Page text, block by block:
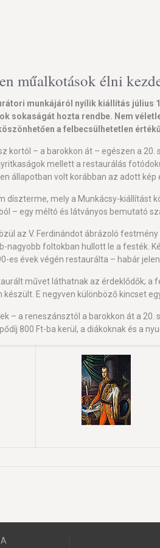
műalkotások élni
munkájáról nyílik kiállítás július
sokaságát hozta rendbe. Nem
a felbecsülhetetlen
kortól – a barokkon át – egészen a
mellett a restaurálás
állapotban volt korábban az adott
díszterme, mely a Munkácsy-kiállítást
– egy méltó és látványos bemutató
az V. Ferdinándot ábrázoló
nagyobb foltokban hullott le a festék.
es évek végén restaurálta – habár
művet láthatnak az érdeklődők; a
készült. E negyven különböző kincset
– a reneszánsztól a barokkon át a
800 Ft-ba kerül, a diákoknak és a